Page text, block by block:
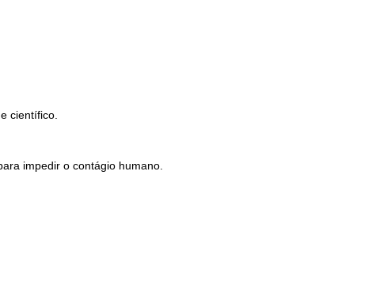
científico.
impedir o contágio humano.